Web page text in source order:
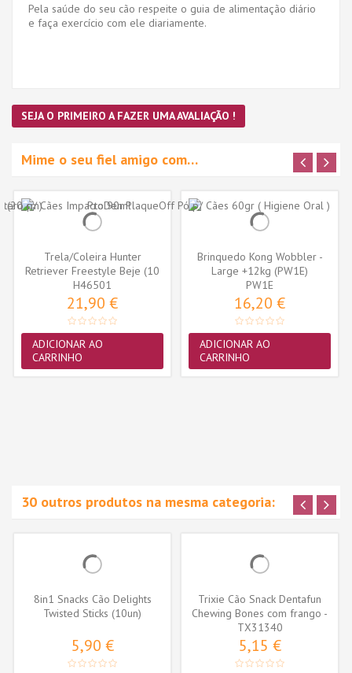
Pela saúde do seu cão respeite o guia de alimentação diário
e faça exercício com ele diariamente.
SEJA O PRIMEIRO A FAZER UMA AVALIAÇÃO !
Mime o seu fiel amigo com…
Trela/Coleira Hunter
Retriever Freestyle Beje (10
mm x...
H46501
21,90 €
ADICIONAR AO
CARRINHO
Brinquedo Kong Wobbler -
Large +12kg (PW1E)
PW1E
16,20 €
ADICIONAR AO
CARRINHO
30 outros produtos na mesma categoria:
8in1 Snacks Cão Delights
Twisted Sticks (10un)
5,90 €
Trixie Cão Snack Dentafun
Chewing Bones com frango -
8...
TX31340
5,15 €